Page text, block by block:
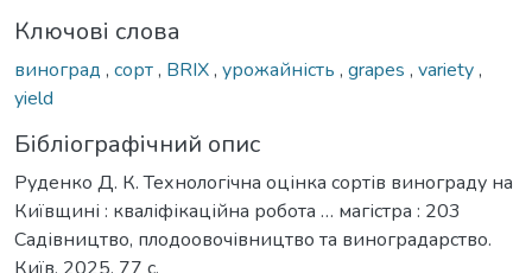
Ключові слова
виноград , сорт, BRIX, урожайність , grapes , variety,
yield
Бібліографічний опис
Руденко Д. К. Технологічна оцінка сортів винограду на
Київщині : кваліфікаційна робота … магістра : 203
Садівництво, плодоовочівництво та виноградарство.